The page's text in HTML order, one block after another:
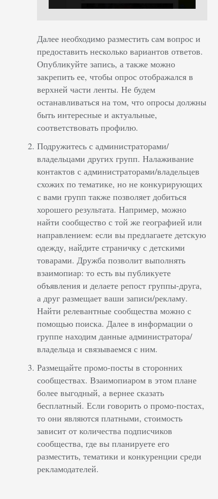
Далее необходимо разместить сам вопрос и
предоставить несколько вариантов ответов.
Опубликуйте запись, а также можно
закрепить ее, чтобы опрос отображался в
верхней части ленты. Не будем
останавливаться на том, что опросы должны
быть интересные и актуальные,
соответствовать профилю.
Подружитесь с администраторами/
владельцами других групп. Налаживание
контактов с администраторами/владельцев
схожих по тематике, но не конкурирующих
с вами групп также позволяет добиться
хорошего результата. Например, можно
найти сообщество с той же географией или
направлением: если вы предлагаете детскую
одежду, найдите страничку с детскими
товарами. Дружба позволит выполнять
взаимопиар: то есть вы публикуете
объявления и делаете репост группы-друга,
а друг размещает ваши записи/рекламу.
Найти релевантные сообщества можно с
помощью поиска. Далее в информации о
группе находим данные администратора/
владельца и связываемся с ним.
Размещайте промо-посты в сторонних
сообществах. Взаимопиаром в этом плане
более выгодный, а вернее сказать
бесплатный. Если говорить о промо-постах,
то они являются платными, стоимость
зависит от количества подписчиков
сообщества, где вы планируете его
разместить, тематики и конкуренции среди
рекламодателей.